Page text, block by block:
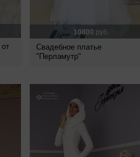
10800 руб.
Свадебное платье
"Перламутр"